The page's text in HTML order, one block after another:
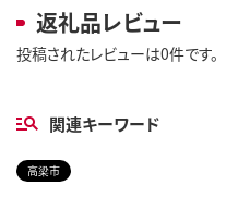
返礼品レビュー
投稿されたレビューは0件です。
関連キーワード
高梁市